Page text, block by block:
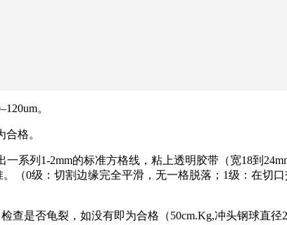
。
格。
列1-2mm的标准方格线，粘上透明胶带（宽18到
（0级：切割边缘完全平滑，无一格脱落；1级：在切
是否龟裂，如没有即为合格（50cm.Kg,冲头钢球直径